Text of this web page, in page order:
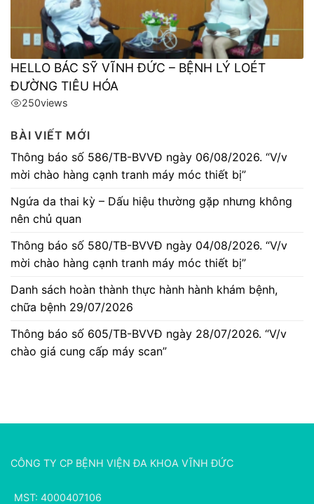
HELLO BÁC SỸ VĨNH ĐỨC – BỆNH LÝ LOÉT
ĐƯỜNG TIÊU HÓA
250views
BÀI VIẾT MỚI
Thông báo số 586/TB-BVVĐ ngày 06/08/2026. “V/v
mời chào hàng cạnh tranh máy móc thiết bị”
Ngứa da thai kỳ – Dấu hiệu thường gặp nhưng không
nên chủ quan
Thông báo số 580/TB-BVVĐ ngày 04/08/2026. “V/v
mời chào hàng cạnh tranh máy móc thiết bị”
Danh sách hoàn thành thực hành hành khám bệnh,
chữa bệnh 29/07/2026
Thông báo số 605/TB-BVVĐ ngày 28/07/2026. “V/v
chào giá cung cấp máy scan”
CÔNG TY CP BỆNH VIỆN ĐA KHOA VĨNH ĐỨC
MST: 4000407106